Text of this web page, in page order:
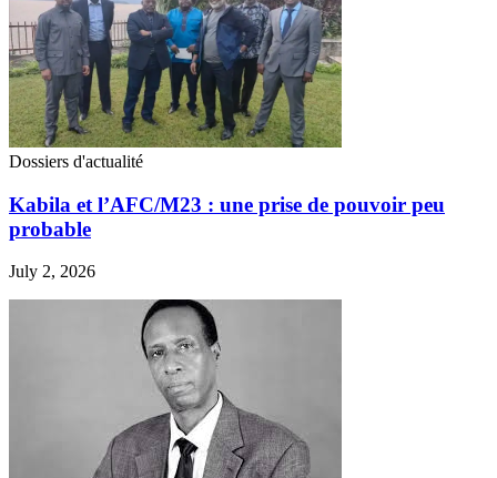
Dossiers d'actualité
Kabila et l’AFC/M23 : une prise de pouvoir peu
probable
July 2, 2026